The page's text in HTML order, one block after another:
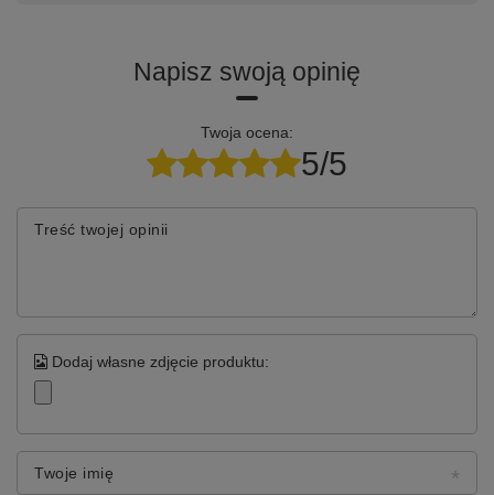
Napisz swoją opinię
Twoja ocena:
5/5
Treść twojej opinii
Dodaj własne zdjęcie produktu:
Twoje imię